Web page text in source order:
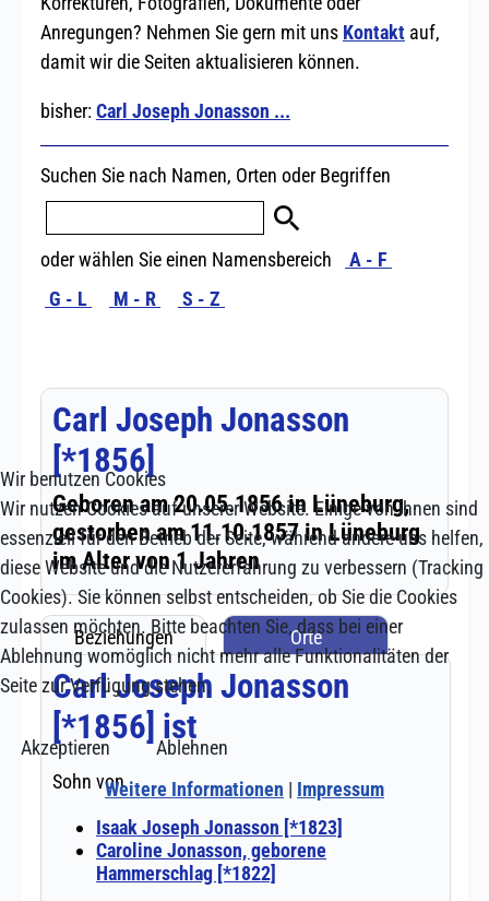
Wir benutzen Cookies
Wir nutzen Cookies auf unserer Website. Einige von ihnen sind
essenziell für den Betrieb der Seite, während andere uns helfen,
diese Website und die Nutzererfahrung zu verbessern (Tracking
Cookies). Sie können selbst entscheiden, ob Sie die Cookies
zulassen möchten. Bitte beachten Sie, dass bei einer
Ablehnung womöglich nicht mehr alle Funktionalitäten der
Seite zur Verfügung stehen.
Akzeptieren
Ablehnen
Weitere Informationen | Impressum